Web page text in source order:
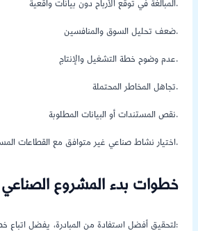
المبالغة في توقع الأرباح دون بيانات واقعية.
ضعف تحليل السوق والمنافسين.
عدم وضوح خطة التشغيل والإنتاج.
تجاهل المخاطر المحتملة.
نقص المستندات أو البيانات المطلوبة.
اختيار نشاط صناعي غير متوافق مع القطاعات المستهدفة.
خطوات بدء المشروع
لتحقيق أفضل استفادة من المبادرة، يفضل اتباع خطوات مدروسة تشمل: